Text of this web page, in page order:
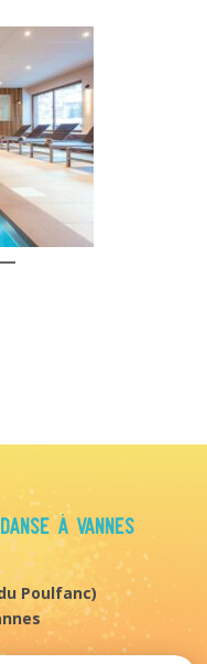
à Vannes
Poulfanc)